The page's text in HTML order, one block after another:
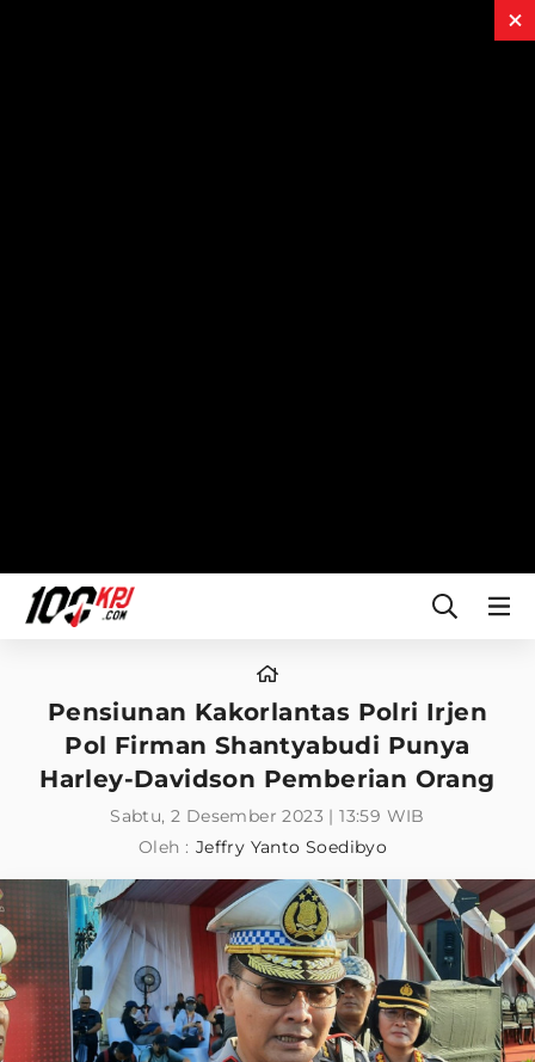
Pensiunan Kakorlantas Polri Irjen
Pol Firman Shantyabudi Punya
Harley-Davidson Pemberian Orang
Sabtu, 2 Desember 2023 | 13:59 WIB
Oleh : Jeffry Yanto Soedibyo